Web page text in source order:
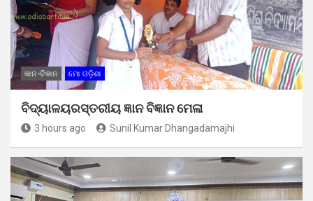
ଜ୍ଞାନ-ବିଜ୍ଞାନ ମୋ ଓଡ଼ିଶା
ବିଦ୍ୟାଳୟରସ୍ତରୀୟ ଜ୍ଞାନ ବିଜ୍ଞାନ ମେଳା
3 hours ago Sunil Kumar Dhangadamajhi